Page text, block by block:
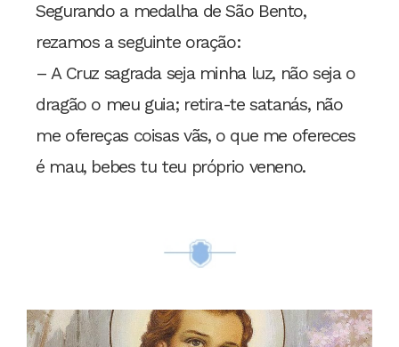
Segurando a medalha de São Bento,
rezamos a seguinte oração:
– A Cruz sagrada seja minha luz, não seja o
dragão o meu guia; retira-te satanás, não
me ofereças coisas vãs, o que me ofereces
é mau, bebes tu teu próprio veneno.